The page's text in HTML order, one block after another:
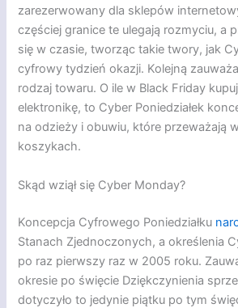
zarezerwowany dla sklepów
częściej granice te ulegają rozmyciu, a
się w czasie, tworząc takie twory, jak
cyfrowy tydzień okazji. Kolejną
rodzaj towaru. O ile w Black Friday
elektronikę, to Cyber Poniedziałek
na odzieży i obuwiu, które przeważają
koszykach.
Skąd wziął się Cyber Monday?
Koncepcja Cyfrowego Poniedziałku
Stanach Zjednoczonych, a określenia
po raz pierwszy raz w 2005 roku.
okresie po święcie Dziękczynienia
dotyczyło to jedynie piątku po tym